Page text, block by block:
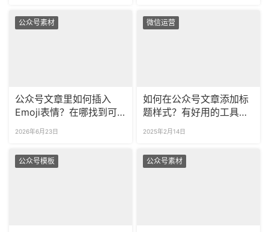
公众号素材
公众号文章里如何插入
Emoji表情？在哪找到可
2026年6月23日
微信运营
如何在公众号文章添加标
题样式？有好用的工具推
2025年2月14日
公众号模板 公众号素材